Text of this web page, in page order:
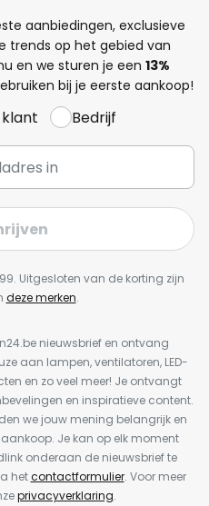
aanbiedingen, exclusieve
trends op het gebied van
en we sturen je een 13%
bij je eerste aankoop!
Bedrijf
Uitgesloten van de korting zijn
deze merken.
nieuwsbrief en ontvang
aan lampen, ventilatoren, LED-
en zo veel meer! Je ontvangt
en inspiratieve content.
we jouw mening belangrijk en
Je kan op elk moment
onderaan de nieuwsbrief te
hetcontactformulier. Voor meer
privacyverklaring.